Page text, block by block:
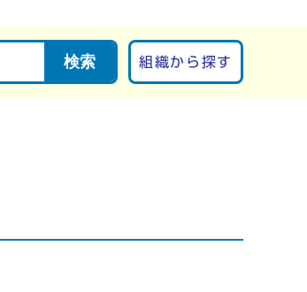
検索 組織から探す